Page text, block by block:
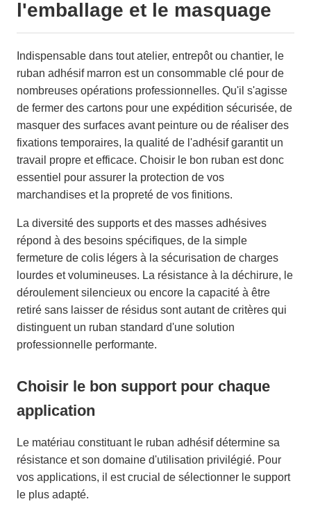
l'emballage et le masquage
Indispensable dans tout atelier, entrepôt ou chantier, le
ruban adhésif marron est un consommable clé pour de
nombreuses opérations professionnelles. Qu'il s'agisse
de fermer des cartons pour une expédition sécurisée, de
masquer des surfaces avant peinture ou de réaliser des
fixations temporaires, la qualité de l'adhésif garantit un
travail propre et efficace. Choisir le bon ruban est donc
essentiel pour assurer la protection de vos
marchandises et la propreté de vos finitions.
La diversité des supports et des masses adhésives
répond à des besoins spécifiques, de la simple
fermeture de colis légers à la sécurisation de charges
lourdes et volumineuses. La résistance à la déchirure, le
déroulement silencieux ou encore la capacité à être
retiré sans laisser de résidus sont autant de critères qui
distinguent un ruban standard d'une solution
professionnelle performante.
Choisir le bon support pour chaque
application
Le matériau constituant le ruban adhésif détermine sa
résistance et son domaine d'utilisation privilégié. Pour
vos applications, il est crucial de sélectionner le support
le plus adapté.